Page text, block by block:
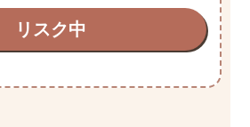
リスク中